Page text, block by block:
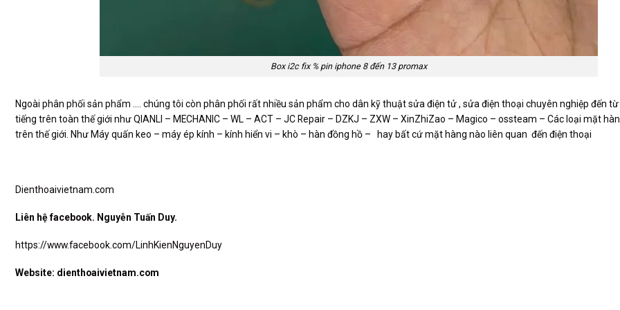
Box i2c fix % pin iphone 8 đến 13 promax
Ngoài phân phối sản phẩm …. chúng tôi còn phân phối rất nhiều sản phẩm cho dân kỹ thuật sửa điện tử , sửa điện thoại chuyên nghiệp đến
tiếng trên toàn thế giới như QIANLI – MECHANIC – WL – ACT – JC Repair – DZKJ – ZXW – XinZhiZao – Magico – ossteam – Các loại mặt
trên thế giới. Như Máy quấn keo – máy ép kính – kính hiển vi – khò – hàn đồng hồ – hay bất cứ mặt hàng nào liên quan đến điện thoại
Dienthoaivietnam.com
Liên hệfacebook. Nguyễn Tuấn Duy.
https://www.facebook.com/LinhKienNguyenDuy
Website: dienthoaivietnam.com